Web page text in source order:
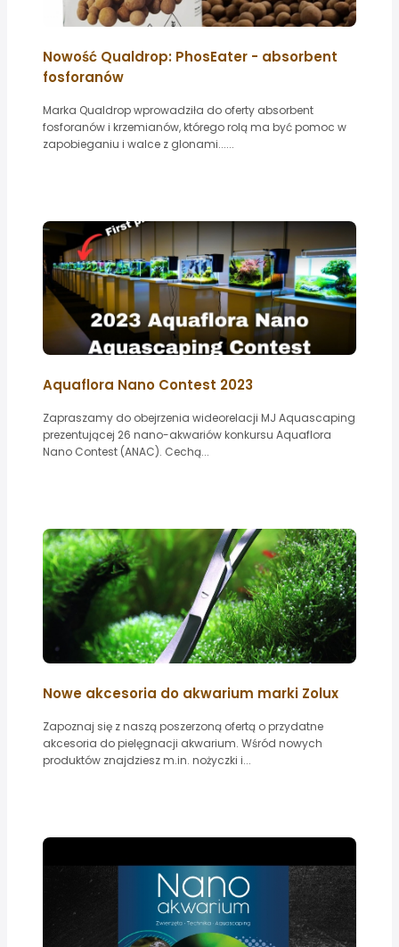
Nowość Qualdrop: PhosEater - absorbent
fosforanów
Marka Qualdrop wprowadziła do oferty absorbent
fosforanów i krzemianów, którego rolą ma być pomoc w
zapobieganiu i walce z glonami......
Aquaflora Nano Contest 2023
Zapraszamy do obejrzenia wideorelacji MJ Aquascaping
prezentującej 26 nano-akwariów konkursu Aquaflora
Nano Contest (ANAC). Cechą...
Nowe akcesoria do akwarium marki Zolux
Zapoznaj się z naszą poszerzoną ofertą o przydatne
akcesoria do pielęgnacji akwarium. Wśród nowych
produktów znajdziesz m.in. nożyczki i...